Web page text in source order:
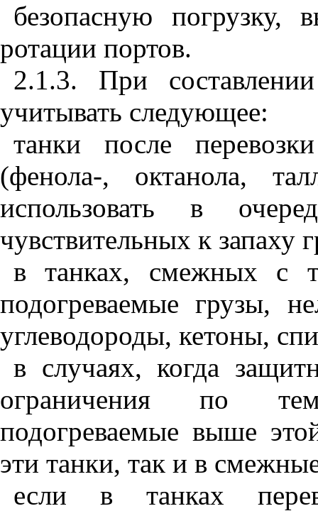
безопасную погрузку,
ротации портов.
2.1.3. При
учитывать следующее:
танки после
(фенола-, октанола,
использовать в
чувствительных к запаху
в танках, смежных с
подогреваемые грузы,
углеводороды, кетоны,
в случаях, когда
ограничения по
подогреваемые выше
эти танки, так и в
если в танках